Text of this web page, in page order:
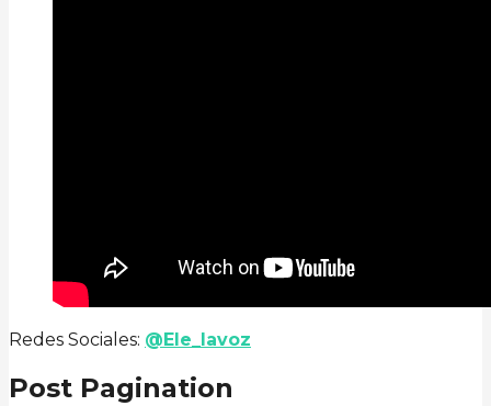
Redes Sociales: @Ele_lavoz
Post Pagination